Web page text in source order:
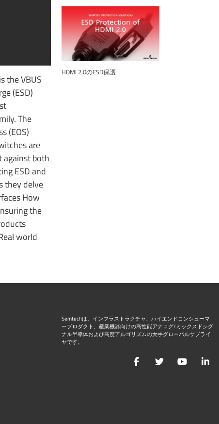
the VBUS
(ESD)
The
(EOS)
are
against both
ESD and
they delve
How
the
world
HDMI 2.0のESD保護
Semtechは、インフラストラクチャ、ハイエンドコンシューマ
ープロダクト、産業機器向けの高性能アナログ/ミックスドシグ
ナル半導体および高度アルゴリズムの大手グローバルサプライ
ヤです。
FacebookTwitter